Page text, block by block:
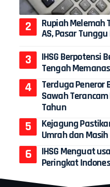
Rupiah Melemah
AS, Pasar
IHSG Berpotensi
Tengah
Terduga Peneror
Sawah
Tahun
Kejagung
Umrah dan
IHSG Menguat
Peringkat